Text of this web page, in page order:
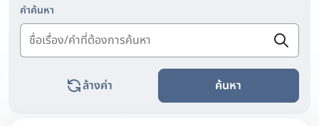
คำค้นหา
ล้างค่า ค้นหา